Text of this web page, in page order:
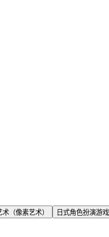
术（像素艺术） 日式角色扮演游戏